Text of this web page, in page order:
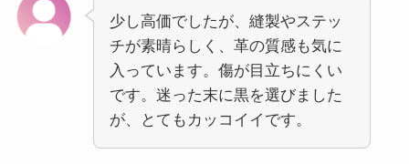
少し高価でしたが、縫製やステッ
チが素晴らしく、革の質感も気に
入っています。傷が目立ちにくい
です。迷った末に黒を選びました
が、とてもカッコイイです。